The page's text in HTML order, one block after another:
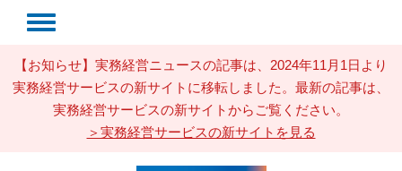
【お知らせ】実務経営ニュースの記事は、2024年11月1日より
実務経営サービスの新サイトに移転しました。最新の記事は、
実務経営サービスの新サイトからご覧ください。
＞実務経営サービスの新サイトを見る